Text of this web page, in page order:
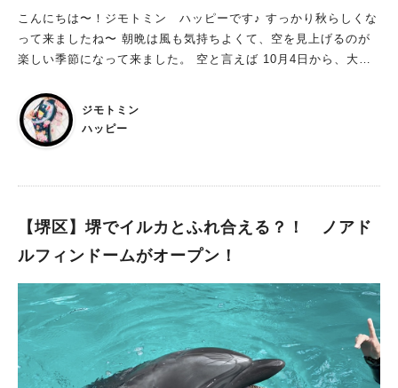
こんにちは〜！ジモトミン ハッピーです♪ すっかり秋らしくな
って来ましたね〜 朝晩は風も気持ちよくて、空を見上げるのが
楽しい季節になって来ました。 空と言えば 10月4日から、大仙
みや仁徳天皇陵古墳を始めとする世界遺産・百舌鳥古墳群などを
空の上から眺めてみませんか？ 【おおさか堺バルーン】 都市部
で運行する唯一ヘリウム型気球体験
ジモトミン
ハッピー
【堺区】堺でイルカとふれ合える？！ ノアド
ルフィンドームがオープン！